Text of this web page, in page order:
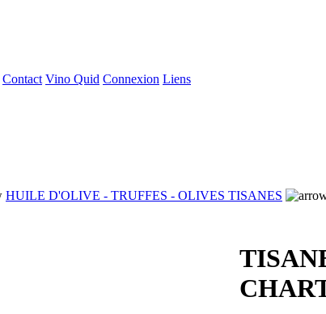
Contact Vino Quid Connexion Liens
HUILE D'OLIVE - TRUFFES - OLIVES TISANES